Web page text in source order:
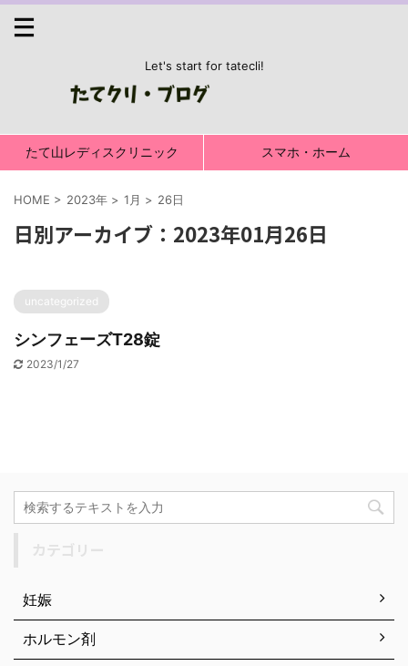
Let's start for tatecli!
たて山レディスクリニック スマホ・ホーム
HOME > 2023年 > 1月 > 26日
日別アーカイブ：2023年01月26日
uncategorized
シンフェーズT28錠
2023/1/27
妊娠
ホルモン剤